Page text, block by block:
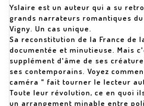
Yslaire est un auteur qui a su
grands narrateurs romantiques du
Vigny. Un cas unique.
Sa reconstitution de la France de
documentée et minutieuse. Mais
supplément d'âme de ses
ses contemporains. Voyez
caméra " fait tourner le lecteur
Toute leur révolution, ce en quoi
un arrangement minable entre